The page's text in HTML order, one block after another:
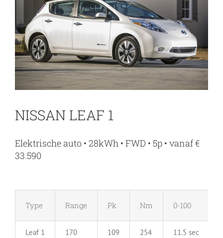
NISSAN LEAF 1
Elektrische auto • 28kWh • FWD • 5p • vanaf €
33.590
Type Range Pk Nm 0-100
Leaf 1 170 109 254 11.5 sec